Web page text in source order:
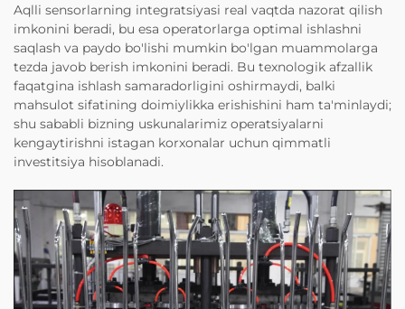
Aqlli sensorlarning integratsiyasi real vaqtda nazorat qilish
imkonini beradi, bu esa operatorlarga optimal ishlashni
saqlash va paydo bo'lishi mumkin bo'lgan muammolarga
tezda javob berish imkonini beradi. Bu texnologik afzallik
faqatgina ishlash samaradorligini oshirmaydi, balki
mahsulot sifatining doimiylikka erishishini ham ta'minlaydi;
shu sababli bizning uskunalarimiz operatsiyalarni
kengaytirishni istagan korxonalar uchun qimmatli
investitsiya hisoblanadi.